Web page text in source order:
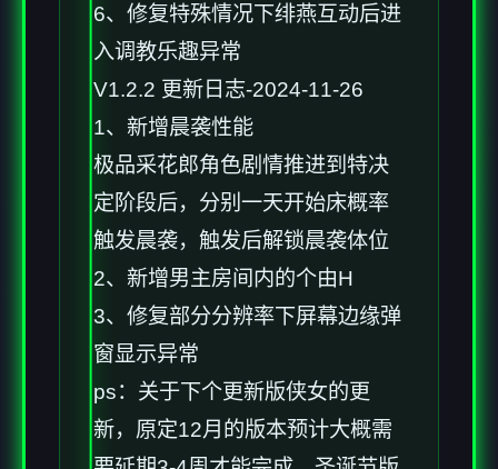
6、修复特殊情况下绯燕互动后进
入调教乐趣异常
V1.2.2 更新日志-2024-11-26
1、新增晨袭性能
极品采花郎角色剧情推进到特决
定阶段后，分别一天开始床概率
触发晨袭，触发后解锁晨袭体位
2、新增男主房间内的个由H
3、修复部分分辨率下屏幕边缘弹
窗显示异常
ps：关于下个更新版侠女的更
新，原定12月的版本预计大概需